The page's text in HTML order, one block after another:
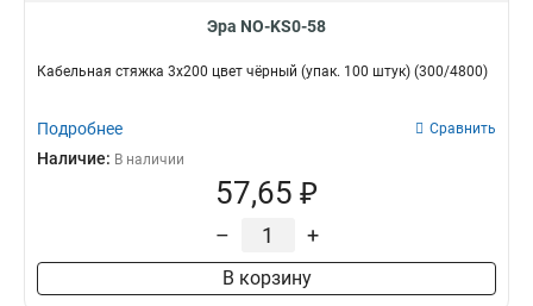
Эра NO-KS0-58
Кабельная стяжка 3x200 цвет чёрный (упак. 100 штук) (300/4800)
Подробнее Сравнить
Наличие: В наличии
57,65 ₽
– +
В корзину